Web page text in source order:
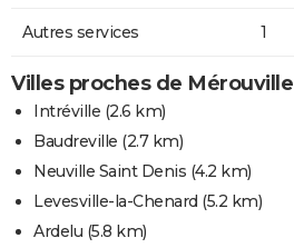
Autres services 1
Villes proches de Mérouville
Intréville (2.6 km)
Baudreville (2.7 km)
Neuville Saint Denis (4.2 km)
Levesville-la-Chenard (5.2 km)
Ardelu (5.8 km)